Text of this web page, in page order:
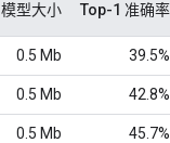
模型大小 Top-1 准确率
0.5 Mb 39.5%
0.5 Mb 42.8%
0.5 Mb 45.7%